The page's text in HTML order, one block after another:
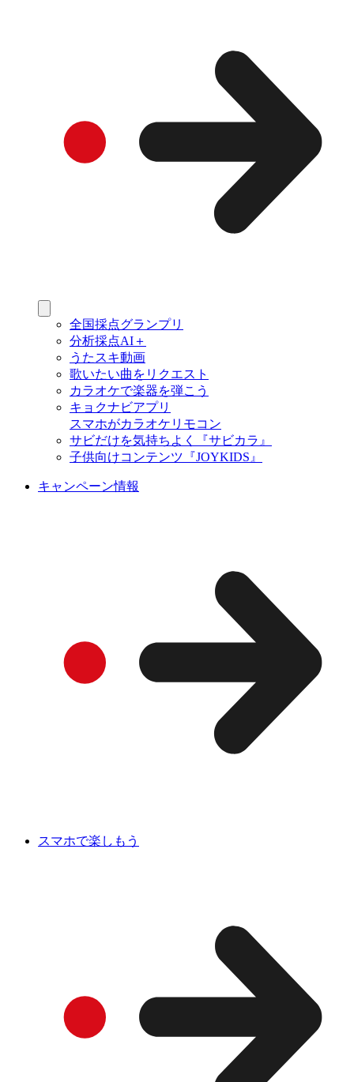
全国採点グランプリ
分析採点AI＋
うたスキ動画
歌いたい曲をリクエスト
カラオケで楽器を弾こう
キョクナビアプリ
スマホがカラオケリモコン
サビだけを気持ちよく『サビカラ』
子供向けコンテンツ『JOYKIDS』
キャンペーン情報
スマホで楽しもう